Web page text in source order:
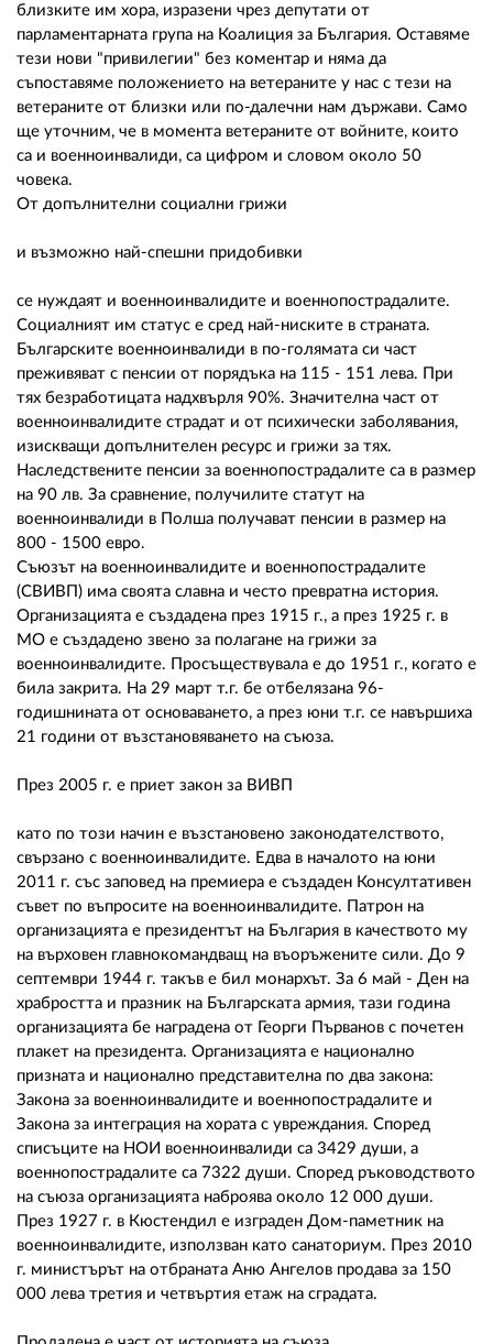
близките им хора, изразени чрез депутати от
парламентарната група на Коалиция за България. Оставяме
тези нови "привилегии" без коментар и няма да
съпоставяме положението на ветераните у нас с тези на
ветераните от близки или по-далечни нам държави. Само
ще уточним, че в момента ветераните от войните, които
са и военноинвалиди, са цифром и словом около 50
човека.
От допълнителни социални грижи
и възможно най-спешни придобивки
се нуждаят и военноинвалидите и военнопострадалите.
Социалният им статус е сред най-ниските в страната.
Българските военноинвалиди в по-голямата си част
преживяват с пенсии от порядъка на 115 - 151 лева. При
тях безработицата надхвърля 90%. Значителна част от
военноинвалидите страдат и от психически заболявания,
изискващи допълнителен ресурс и грижи за тях.
Наследствените пенсии за военнопострадалите са в размер
на 90 лв. За сравнение, получилите статут на
военноинвалиди в Полша получават пенсии в размер на
800 - 1500 евро.
Съюзът на военноинвалидите и военнопострадалите
(СВИВП) има своята славна и често превратна история.
Организацията е създадена през 1915 г., а през 1925 г. в
МО е създадено звено за полагане на грижи за
военноинвалидите. Просъществувала е до 1951 г., когато е
била закрита. На 29 март т.г. бе отбелязана 96-
годишнината от основаването, а през юни т.г. се навършиха
21 години от възстановяването на съюза.
През 2005 г. е приет закон за ВИВП
като по този начин е възстановено законодателството,
свързано с военноинвалидите. Едва в началото на юни
2011 г. със заповед на премиера е създаден Консултативен
съвет по въпросите на военноинвалидите. Патрон на
организацията е президентът на България в качеството му
на върховен главнокомандващ на въоръжените сили. До 9
септември 1944 г. такъв е бил монархът. За 6 май - Ден на
храбростта и празник на Българската армия, тази година
организацията бе наградена от Георги Първанов с почетен
плакет на президента. Организацията е национално
призната и национално представителна по два закона:
Закона за военноинвалидите и военнопострадалите и
Закона за интеграция на хората с увреждания. Според
списъците на НОИ военноинвалиди са 3429 души, а
военнопострадалите са 7322 души. Според ръководството
на съюза организацията наброява около 12 000 души.
През 1927 г. в Кюстендил е изграден Дом-паметник на
военноинвалидите, използван като санаториум. През 2010
г. министърът на отбраната Аню Ангелов продава за 150
000 лева третия и четвъртия етаж на сградата.